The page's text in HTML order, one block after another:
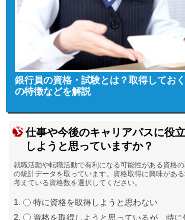
銀行員の資格・試験とは？取得してお
の特徴などを解説
仕事や今後のキャリアパスに役
しようと思っていますか？
就職活動や転職活動で有利になる可能性がある資格
の統計データを取っています。資格取得に興味があ
考えている資格数を選択してください。
特に資格を取得しようと思わない
資格を取得しようと思っているが、特に